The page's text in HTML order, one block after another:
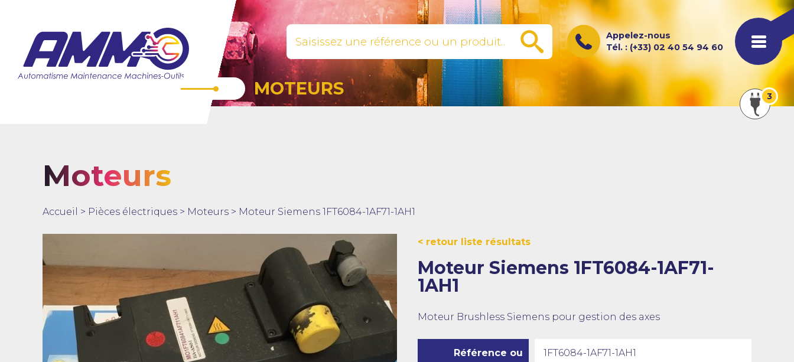
OK
Appelez-nous
Tél. : (+33) 02 40 54 94 60
MOTEURS
Afficher
les
3
Moteurs
Accueil > Pièces électriques > Moteurs > Moteur Siemens 1FT6084-1AF71-1AH1
retour liste résultats
Moteur Siemens 1FT6084-1AF71-
1AH1
Moteur Brushless Siemens pour gestion des axes
Référence ou
1FT6084-1AF71-1AH1